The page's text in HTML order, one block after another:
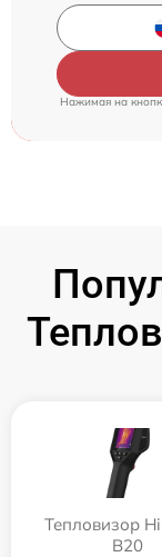
Нажимая на
Тепловизор
B20